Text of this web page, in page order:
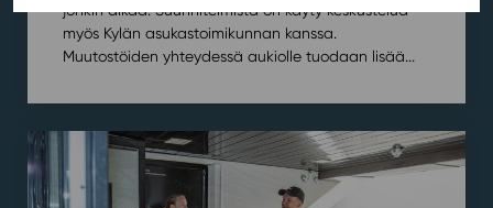
jonkin aikaa. Suunnitelmista on käyty keskustelua
myös Kylän asukastoimikunnan kanssa.
Muutostöiden yhteydessä aukiolle tuodaan lisää...